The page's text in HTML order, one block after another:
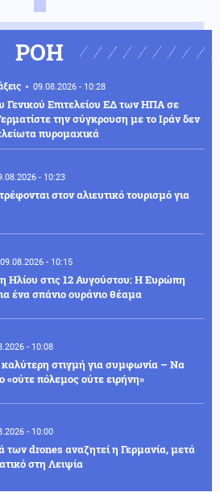
ΡΟΗ
09.08.2026 - 10:28
Γενικού Επιτελείου ΕΔ των ΗΠΑ σε
την σύγκρουση με το Ιράν δεν
πυρομαχικά
- 10:23
στον αλιευτικό τουρισμό για
09.08.2026 - 10:15
Ηλίου στις 12 Αυγούστου: Η Ευρώπη
ένα σπάνιο ουράνιο θέαμα
- 10:08
στιγμή για συμφωνία – Να
«ούτε πόλεμος ούτε ειρήνη»
- 10:00
των drones αναζητεί η Γερμανία, μετά
στη Λειψία